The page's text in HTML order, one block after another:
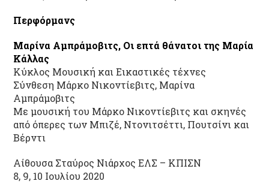
Περφόρμανς
Μαρίνα Αμπράμοβιτς, Οι επτά θάνατοι της Μαρία
Κάλλας
Κύκλος Μουσική και Εικαστικές τέχνες
Σύνθεση Μάρκο Νικοντίεβιτς, Μαρίνα
Αμπράμοβιτς
Με μουσική του Μάρκο Νικοντίεβιτς και σκηνές
από όπερες των Μπιζέ, Ντονιτσέττι, Πουτσίνι και
Βέρντι
Αίθουσα Σταύρος Νιάρχος ΕΛΣ – ΚΠΙΣΝ
8, 9, 10 Ιουλίου 2020